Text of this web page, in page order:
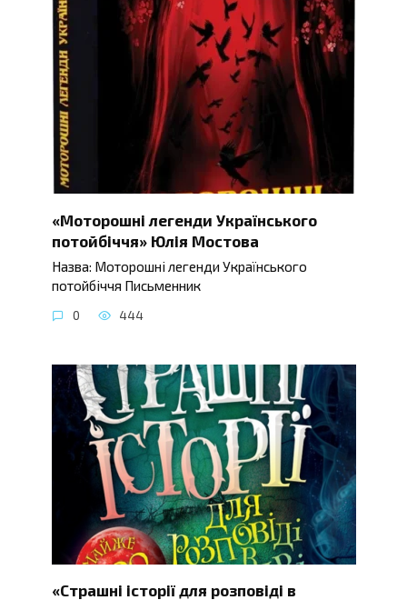
«Моторошні легенди Українського
потойбіччя» Юлія Мостова
Назва: Моторошні легенди Українського
потойбіччя Письменник
0 444
«Страшні історії для розповіді в